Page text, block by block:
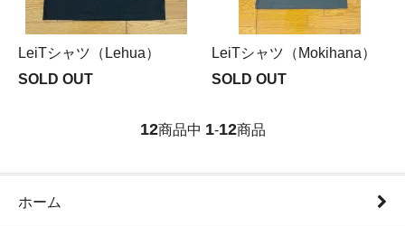
LeiTシャツ（Lehua）
SOLD OUT
LeiTシャツ（Mokihana）
SOLD OUT
12商品中 1-12商品
ホーム